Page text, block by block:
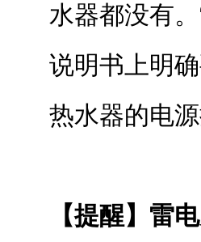
水器都没有。
说明书上明
热水器的电
【提醒】雷